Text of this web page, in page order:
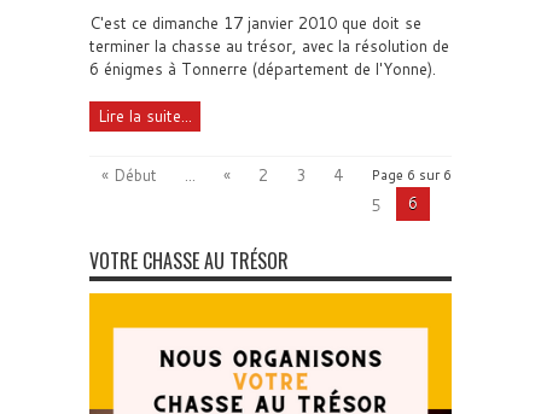
C'est ce dimanche 17 janvier 2010 que doit se
terminer la chasse au trésor, avec la résolution de
6 énigmes à Tonnerre (département de l'Yonne).
Lire la suite...
Page 6 sur 6
« Début ... « 2 3
4
5
6
VOTRE CHASSE AU TRÉSOR